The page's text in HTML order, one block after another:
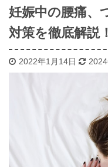
妊娠中の腰痛、
対策を徹底解説！
2022年1月14日